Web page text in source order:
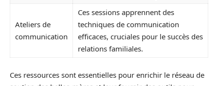
Ateliers de
communication
Ces sessions apprennent des
techniques de communication
efficaces, cruciales pour le succès des
relations familiales.
Ces ressources sont essentielles pour enrichir le réseau de